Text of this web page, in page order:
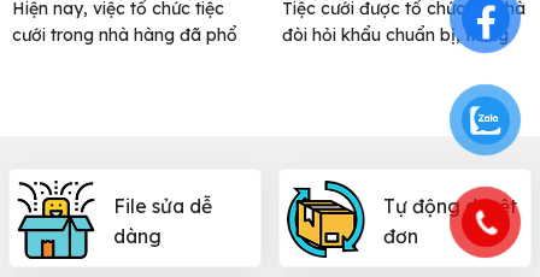
Hiện nay, việc tổ chức tiệc
cưới trong nhà hàng đã phổ
Tiệc cưới được tổ chức tại nhà
đòi hỏi khẩu chuẩn bị, trang
File sửa dễ
dàng
Tự động duyệt
đơn